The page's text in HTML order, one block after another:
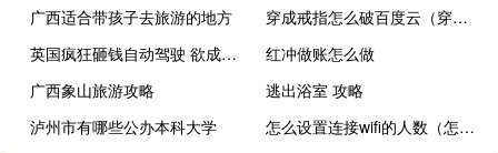
广西适合带孩子去旅游的地方
穿成戒指怎么破百度云（穿成戒指怎么破）
英国疯狂砸钱自动驾驶 欲成为自动驾驶全球领导者
红冲做账怎么做
广西象山旅游攻略
逃出浴室 攻略
泸州市有哪些公办本科大学
怎么设置连接wifi的人数（怎么设置wifi连接人数限制）